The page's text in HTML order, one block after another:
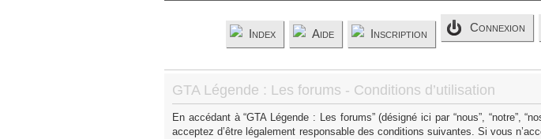
Index Aide Inscription Connexion
GTA Légende : Les forums - Conditions d’utilisation
En accédant à “GTA Légende : Les forums” (désigné ici par “nous”, “notre”,
acceptez d’être légalement responsable des conditions suivantes. Si vous